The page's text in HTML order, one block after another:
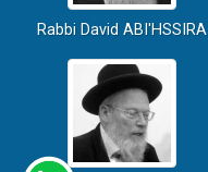
Rabbi David ABI'HSSIRA